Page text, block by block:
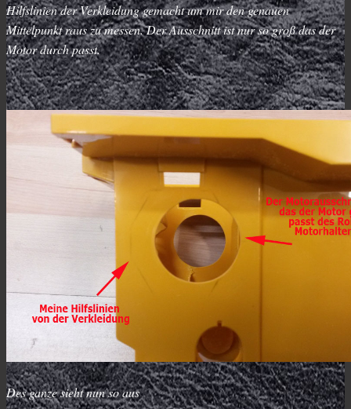
Hilfslinien der Verkleidung gemacht um mir den genauen
Mittelpunkt raus zu messen. Der Ausschnitt ist nur so groß das der
Motor durch passt.
Des ganze sieht nun so aus